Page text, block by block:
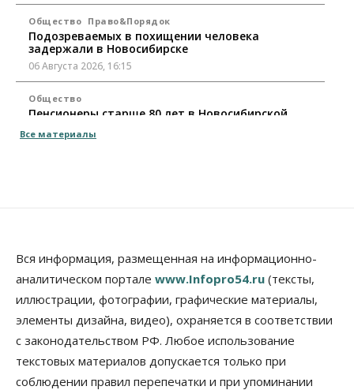
Общество Право&Порядок
Подозреваемых в похищении человека
задержали в Новосибирске
06 Августа 2026, 16:15
Общество
Пенсионеры старше 80 лет в Новосибирской
06 Августа 2026, 16:00
Власть
Думская гонка в Новосибирской области
обойдется без самовыдвиженцев
06 Августа 2026, 15:00
Власть Общество
Правительство России продлило разрешение на
выпуск бензина «Евро-3»
06 Августа 2026, 14:00
Все материалы
Вся информация, размещенная на информационно-
аналитическом портале www.Infopro54.ru (тексты,
иллюстрации, фотографии, графические материалы,
элементы дизайна, видео), охраняется в соответствии
с законодательством РФ. Любое использование
текстовых материалов допускается только при
соблюдении правил перепечатки и при упоминании